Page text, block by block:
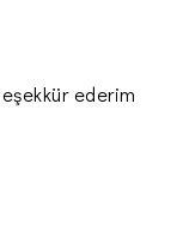
ederim